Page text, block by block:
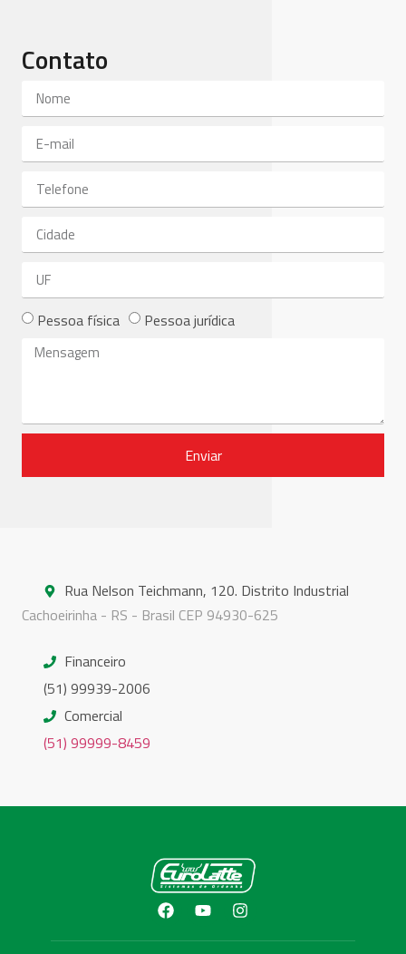
Contato
Pessoa física Pessoa jurídica
Enviar
Rua Nelson Teichmann, 120. Distrito Industrial
Cachoeirinha - RS - Brasil CEP 94930-625
Financeiro
(51) 99939-2006
Comercial
(51) 99999-8459